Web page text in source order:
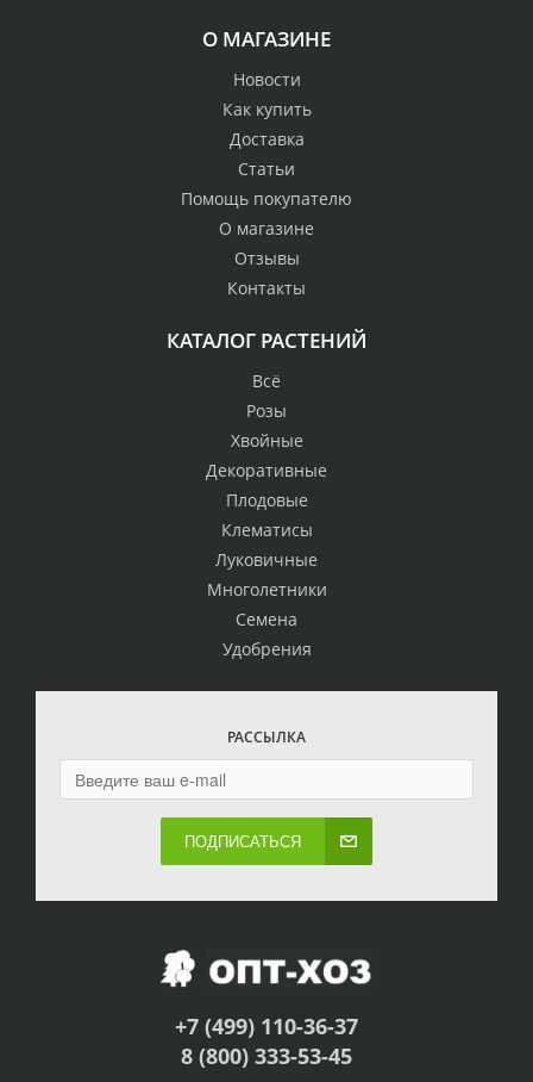
О МАГАЗИНЕ
Новости
Как купить
Доставка
Статьи
Помощь покупателю
О магазине
Отзывы
Контакты
КАТАЛОГ РАСТЕНИЙ
Всё
Розы
Хвойные
Декоративные
Плодовые
Клематисы
Луковичные
Многолетники
Семена
Удобрения
РАССЫЛКА
ПОДПИСАТЬСЯ
+7 (499) 110-36-37
8 (800) 333-53-45